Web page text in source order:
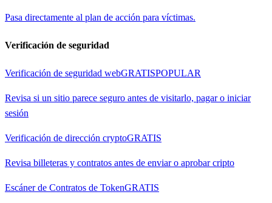
Pasa directamente al plan de acción para víctimas.
Verificación de seguridad
Verificación de seguridad webGRATISPOPULAR
Revisa si un sitio parece seguro antes de visitarlo, pagar o iniciar
sesión
Verificación de dirección cryptoGRATIS
Revisa billeteras y contratos antes de enviar o aprobar cripto
Escáner de Contratos de TokenGRATIS